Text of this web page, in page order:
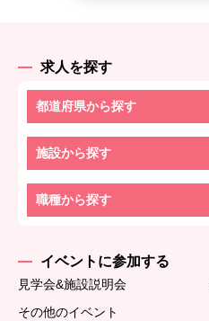
求人を探す
都道府県から探す
施設から探す
職種から探す
イベントに参加する
見学会&施設説明会
その他のイベント